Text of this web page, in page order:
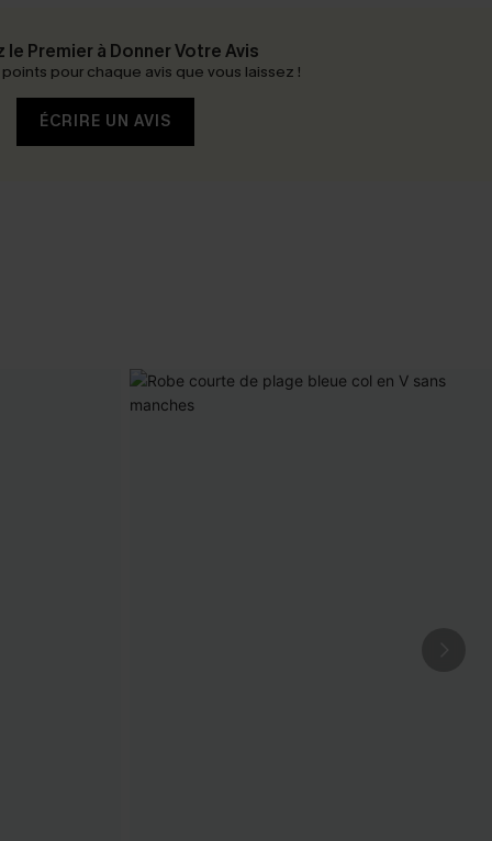
le Premier à Donner Votre Avis
pour chaque avis que vous laissez !
ÉCRIRE UN AVIS